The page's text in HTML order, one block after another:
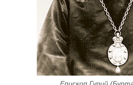
Епископ Гурий